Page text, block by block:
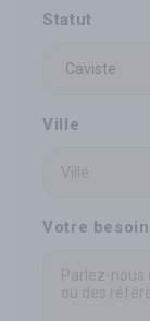
Statut
Ville
Votre besoin